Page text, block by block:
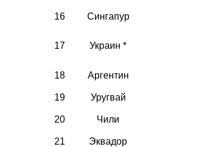
16 Сингапур
17 Украин *
18 Аргентин
19 Уругвай
20 Чили
21 Эквадор